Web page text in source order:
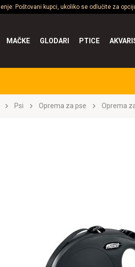
Poštovani kupci, ukoliko se odlučite za
MAČKE GLODARI PTICE
Psi Oprema za pse Oprema